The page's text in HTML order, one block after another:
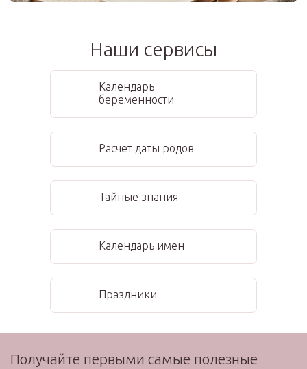
Наши сервисы
Календарь
беременности
Расчет даты родов
Тайные знания
Календарь имен
Праздники
Получайте первыми самые полезные